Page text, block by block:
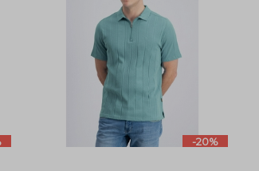
-20%